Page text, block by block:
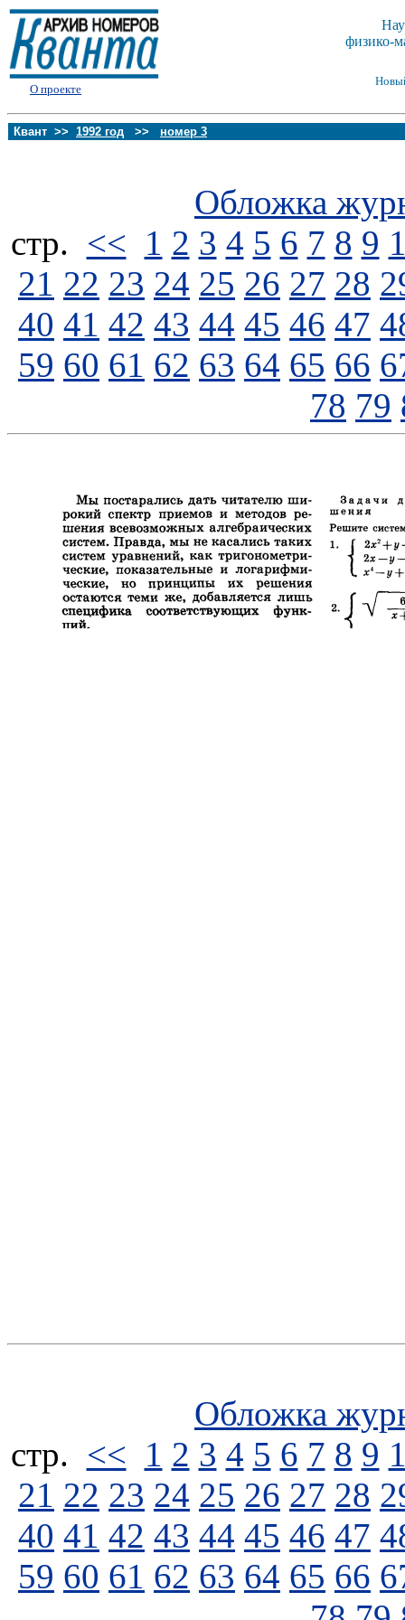
О проекте
физико-
Квант >> 1992 год >> номер 3
Обложка
стp. << 1 2 3 4 5 6 7 8 9
21 22 23 24 25 26 27 28
40 41 42 43 44 45 46 47
59 60 61 62 63 64 65 66
78 79
Обложка
стp. << 1 2 3 4 5 6 7 8 9
21 22 23 24 25 26 27 28
40 41 42 43 44 45 46 47
59 60 61 62 63 64 65 66